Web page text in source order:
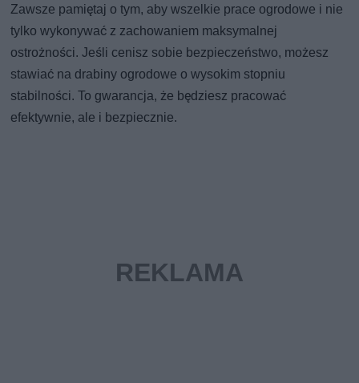
Zawsze pamiętaj o tym, aby wszelkie prace ogrodowe i nie
tylko wykonywać z zachowaniem maksymalnej
ostrożności. Jeśli cenisz sobie bezpieczeństwo, możesz
stawiać na drabiny ogrodowe o wysokim stopniu
stabilności. To gwarancja, że będziesz pracować
efektywnie, ale i bezpiecznie.